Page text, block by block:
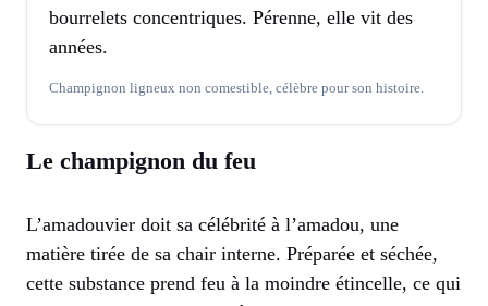
bourrelets concentriques. Pérenne, elle vit des
années.
Champignon ligneux non comestible, célèbre pour son histoire.
Le champignon du feu
L’amadouvier doit sa célébrité à l’amadou, une
matière tirée de sa chair interne. Préparée et séchée,
cette substance prend feu à la moindre étincelle, ce qui